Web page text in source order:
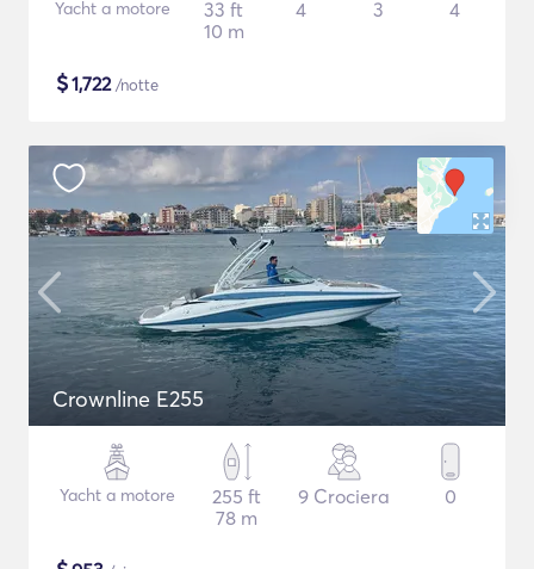
Yacht a motore
33 ft
10 m
4 3 4
$1,722/notte
Crownline E255
Yacht a motore
255 ft
78 m
9 Crociera 0